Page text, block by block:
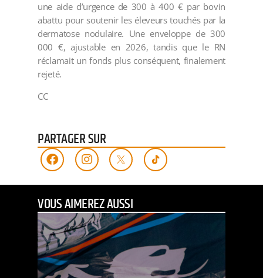
une aide d’urgence de 300 à 400 € par bovin
abattu pour soutenir les éleveurs touchés par la
dermatose nodulaire. Une enveloppe de 300
000 €, ajustable en 2026, tandis que le RN
réclamait un fonds plus conséquent, finalement
rejeté.
CC
PARTAGER SUR
VOUS AIMEREZ AUSSI